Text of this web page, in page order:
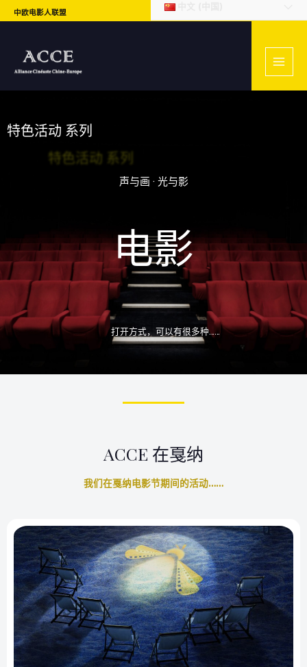
中欧电影人联盟
特色活动 系列
声与画 · 光与影
电影
打开方式，可以有很多种……
ACCE 在戛纳
我们在戛纳电影节期间的活动……